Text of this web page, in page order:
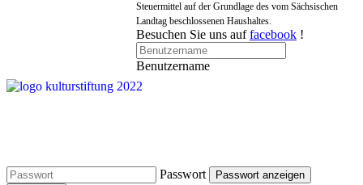
Steuermittel auf der Grundlage des vom Sächsischen
Landtag beschlossenen Haushaltes.
Besuchen Sie uns auffacebook !
Benutzername
Passwort
Passwort anzeigen